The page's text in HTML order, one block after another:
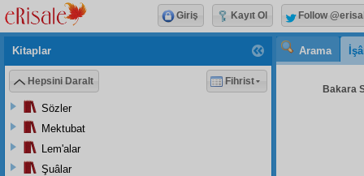
Arama
Bakara
Kitaplar
Hepsini Daralt Fihrist
Sözler
Mektubat
Lem'alar
Şuâlar
Giriş Kayıt Ol Follow